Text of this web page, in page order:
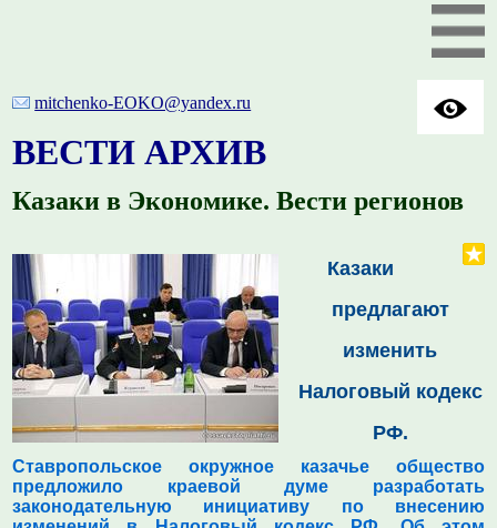
mitchenko-EOKO@yandex.ru
ВЕСТИ АРХИВ
Казаки в Экономике. Вести регионов
Казаки
предлагают
изменить
Налоговый кодекс
РФ.
Ставропольское окружное казачье общество
предложило краевой думе разработать
законодательную инициативу по внесению